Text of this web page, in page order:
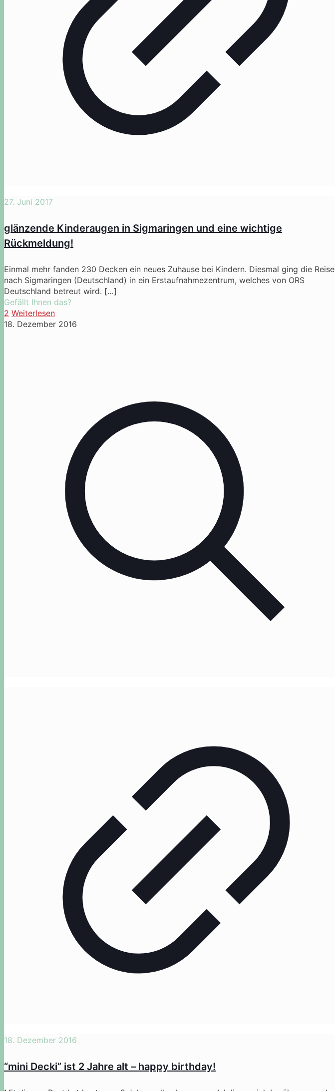
27. Juni 2017
glänzende Kinderaugen in Sigmaringen und eine wichtige
Rückmeldung!
Einmal mehr fanden 230 Decken ein neues Zuhause bei Kindern. Diesmal ging die Reise
nach Sigmaringen (Deutschland) in ein Erstaufnahmezentrum, welches von ORS
Deutschland betreut wird. […]
Gefällt Ihnen das?
2 Weiterlesen
18. Dezember 2016
18. Dezember 2016
“mini Decki” ist 2 Jahre alt – happy birthday!